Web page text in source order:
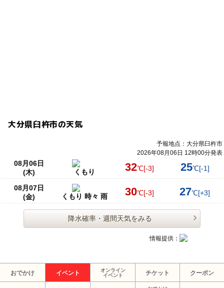
大分県臼杵市の天気
予報地点：大分県臼杵市
2026年08月06日 12時00分発表
08月06日
(木)
くもり 32℃[-3] 25℃[-1]
08月07日
(金)
くもり 時々 雨 30℃[-3] 27℃[+3]
降水確率・週間天気をみる
情報提供：
おでかけ イベント
オンライン
イベント
チケット クーポン